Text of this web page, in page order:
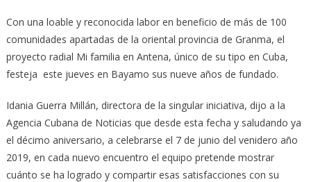
Con una loable y reconocida labor en beneficio de más de 100
comunidades apartadas de la oriental provincia de Granma, el
proyecto radial Mi familia en Antena, único de su tipo en Cuba,
festeja este jueves en Bayamo sus nueve años de fundado.
Idania Guerra Millán, directora de la singular iniciativa, dijo a la
Agencia Cubana de Noticias que desde esta fecha y saludando ya
el décimo aniversario, a celebrarse el 7 de junio del venidero año
2019, en cada nuevo encuentro el equipo pretende mostrar
cuánto se ha logrado y compartir esas satisfacciones con su